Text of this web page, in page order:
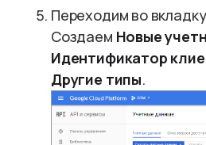
Переходим во
Создаем Новые
Идентификатор
Другие типы.